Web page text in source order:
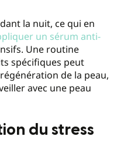
la nuit, ce qui en
un sérum anti-
Une routine
spécifiques peut
de la peau,
avec une peau
du stress